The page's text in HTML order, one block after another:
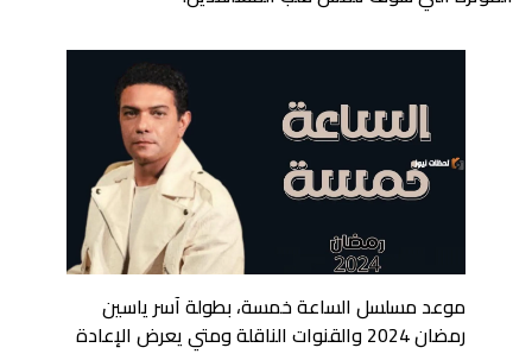
موعد مسلسل الساعة خمسة، بطولة آسر ياسين
رمضان 2024 والقنوات الناقلة ومتي يعرض الإعادة